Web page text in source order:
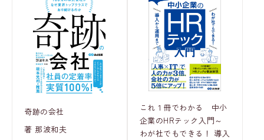
奇跡の会社
著 那波和夫
これ１冊でわかる 中小
企業のHRテック入門～
わが社でもできる！ 導入